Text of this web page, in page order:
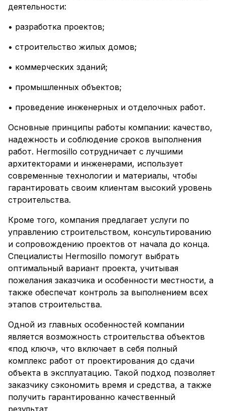
деятельности:
• разработка проектов;
• строительство жилых домов;
• коммерческих зданий;
• промышленных объектов;
• проведение инженерных и отделочных работ.
Основные принципы работы компании: качество,
надежность и соблюдение сроков выполнения
работ. Hermosillo сотрудничает с лучшими
архитекторами и инженерами, использует
современные технологии и материалы, чтобы
гарантировать своим клиентам высокий уровень
строительства.
Кроме того, компания предлагает услуги по
управлению строительством, консультированию
и сопровождению проектов от начала до конца.
Специалисты Hermosillo помогут выбрать
оптимальный вариант проекта, учитывая
пожелания заказчика и особенности местности, а
также обеспечат контроль за выполнением всех
этапов строительства.
Одной из главных особенностей компании
является возможность строительства объектов
«под ключ», что включает в себя полный
комплекс работ от проектирования до сдачи
объекта в эксплуатацию. Такой подход позволяет
заказчику сэкономить время и средства, а также
получить гарантированно качественный
результат.